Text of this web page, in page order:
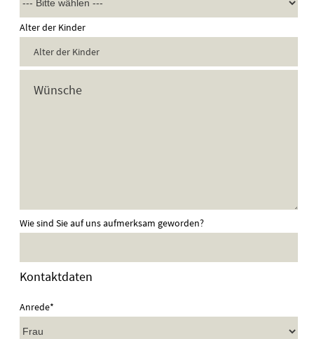
Alter der Kinder
Wie sind Sie auf uns aufmerksam geworden?
Kontaktdaten
Anrede*